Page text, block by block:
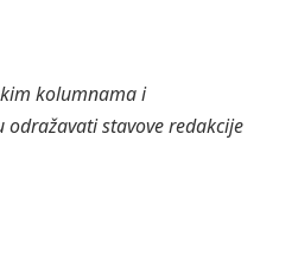
kolumnama i
stavove redakcije